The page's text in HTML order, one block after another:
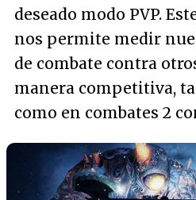
deseado modo PVP.
nos permite medir
de combate contra
manera competitiva,
como en combates 2